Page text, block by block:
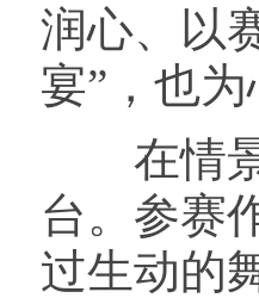
润心、以
宴”，也
在情景
台。参赛
过生动的